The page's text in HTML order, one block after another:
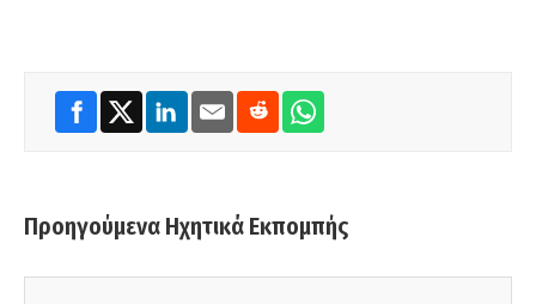
Προηγούμενα Ηχητικά Εκπομπής